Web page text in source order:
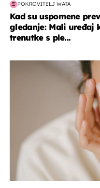
POKROVITELJ WATA
Kad su uspomene
gledanje: Mali uređaj
trenutke s ple...
moda & ljepota